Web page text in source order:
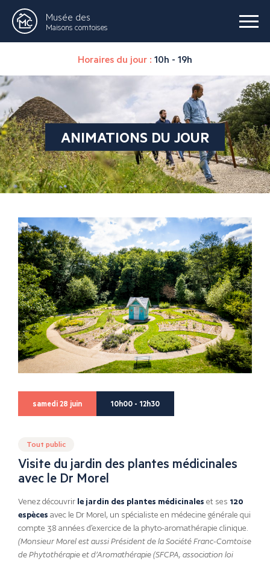
Musée des
Maisons comtoises
Horaires du jour : 10h - 19h
ANIMATIONS DU JOUR
samedi 28 juin 10h00 - 12h30
Tout public
Visite du jardin des plantes médicinales
avec le Dr Morel
Venez découvrir le jardin des plantes médicinales et ses 120
espèces avec le Dr Morel, un spécialiste en médecine générale qui
compte 38 années d’exercice de la phyto-aromathérapie clinique.
(Monsieur Morel est aussi Président de la Société Franc-Comtoise
de Phytothérapie et d’Aromathérapie (SFCPA, association loi